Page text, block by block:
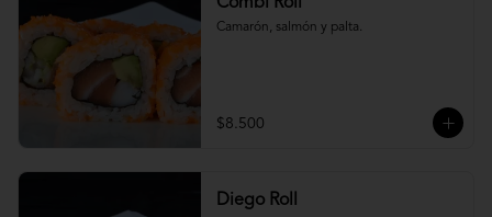
Camarón, salmón y palta.
$8.500
Diego Roll